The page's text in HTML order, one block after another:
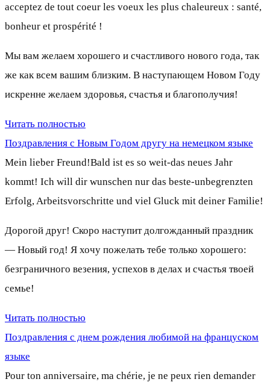
acceptez de tout coeur les voeux les plus chaleureux : santé,
bonheur et prospérité !
Мы вам желаем хорошего и счастливого нового года, так
же как всем вашим близким. В наступающем Новом Году
искренне желаем здоровья, счастья и благополучия!
Читать полностью
Поздравления с Новым Годом другу на немецком языке
Mein lieber Freund!Bald ist es so weit-das neues Jahr
kommt! Ich will dir wunschen nur das beste-unbegrenzten
Erfolg, Arbeitsvorschritte und viel Gluck mit deiner Familie!
Дорогой друг! Скоро наступит долгожданный праздник
— Новый год! Я хочу пожелать тебе только хорошего:
безграничного везения, успехов в делах и счастья твоей
семье!
Читать полностью
Поздравления с днем рождения любимой на француском
языке
Pour ton anniversaire, ma chérie, je ne peux rien demander